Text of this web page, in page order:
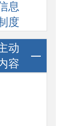
息
度
动
容